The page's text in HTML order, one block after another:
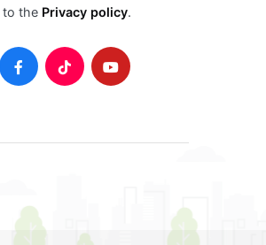
to the Privacy policy.